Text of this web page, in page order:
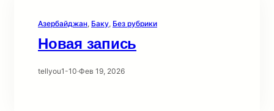
Азербайджан, Баку, Без рубрики
Новая запись
tellyou1-10·Фев 19, 2026